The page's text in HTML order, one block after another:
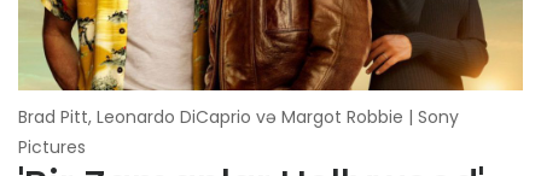
Brad Pitt, Leonardo DiCaprio və Margot Robbie | Sony
Pictures